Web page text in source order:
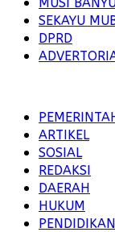
SEKAYU
DPRD
ARTIKEL
SOSIAL
REDAKSI
DAERAH
HUKUM
PENDIDIKAN